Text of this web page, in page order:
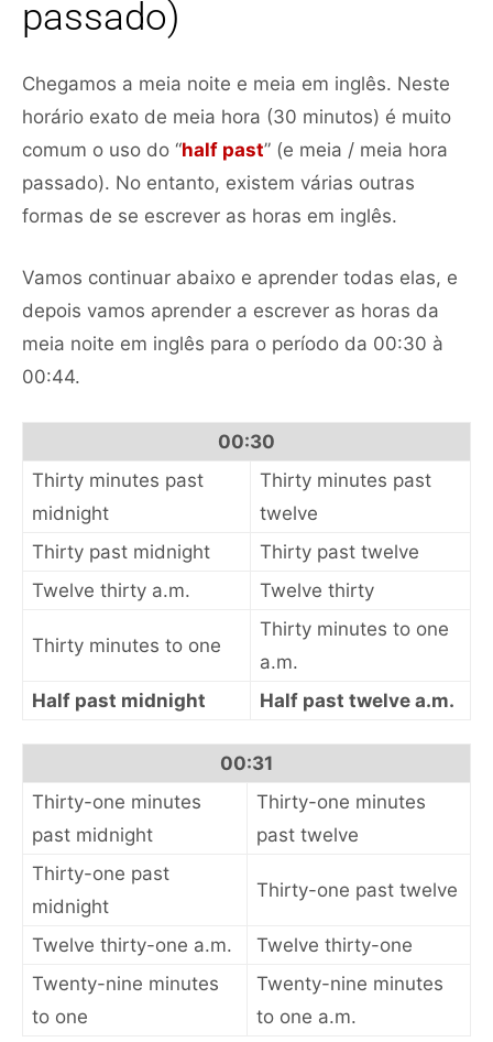
passado)
Chegamos a meia noite e meia em inglês. Neste
horário exato de meia hora (30 minutos) é muito
comum o uso do “half past” (e meia / meia hora
passado). No entanto, existem várias outras
formas de se escrever as horas em inglês.
Vamos continuar abaixo e aprender todas elas, e
depois vamos aprender a escrever as horas da
meia noite em inglês para o período da 00:30 à
00:44.
00:30
Thirty minutes past
midnight
Thirty minutes past
twelve
Thirty past midnight
Thirty past twelve
Twelve thirty a.m.
Twelve thirty
Thirty minutes to one
Thirty minutes to one
a.m.
Half past midnight
Half past twelve a.m.
00:31
Thirty-one minutes
past midnight
Thirty-one minutes
past twelve
Thirty-one past
midnight
Thirty-one past twelve
Twelve thirty-one a.m.
Twelve thirty-one
Twenty-nine minutes
to one
Twenty-nine minutes
to one a.m.